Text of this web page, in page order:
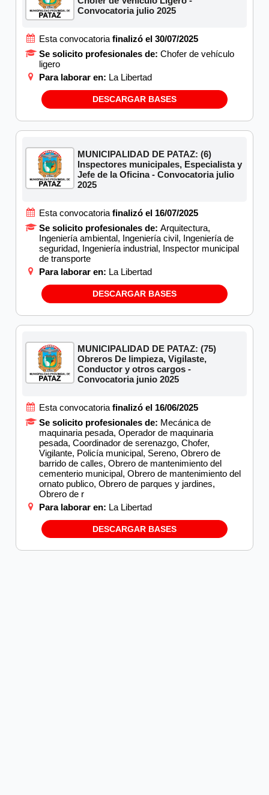
Convocatoria julio 2025
Esta convocatoria finalizó el 30/07/2025
Se solicito profesionales de: Chofer de vehículo
ligero
Para laborar en: La Libertad
DESCARGAR BASES
MUNICIPALIDAD DE PATAZ: (6)
Inspectores municipales, Especialista y
Jefe de la Oficina - Convocatoria julio
2025
Esta convocatoria finalizó el 16/07/2025
Se solicito profesionales de: Arquitectura,
Ingeniería ambiental, Ingeniería civil, Ingeniería de
seguridad, Ingeniería industrial, Inspector municipal
de transporte
Para laborar en: La Libertad
DESCARGAR BASES
MUNICIPALIDAD DE PATAZ: (75)
Obreros De limpieza, Vigilaste,
Conductor y otros cargos -
Convocatoria junio 2025
Esta convocatoria finalizó el 16/06/2025
Se solicito profesionales de: Mecánica de
maquinaria pesada, Operador de maquinaria
pesada, Coordinador de serenazgo, Chofer,
Vigilante, Policía municipal, Sereno, Obrero de
barrido de calles, Obrero de mantenimiento del
cementerio municipal, Obrero de mantenimiento del
ornato publico, Obrero de parques y jardines,
Obrero de r
Para laborar en: La Libertad
DESCARGAR BASES